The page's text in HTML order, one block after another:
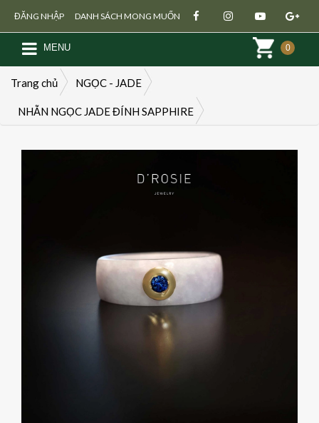
DANH SÁCH MONG MUỐN
ĐĂNG NHẬP
Đăng ký
MENU 0
Trang chủ NGỌC - JADE
NHẪN NGỌC JADE ĐÍNH SAPPHIRE